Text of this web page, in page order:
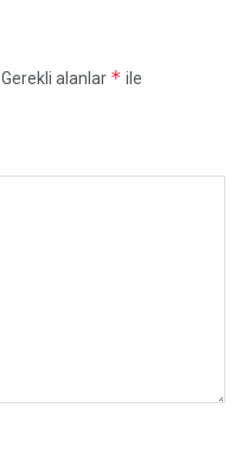
Gerekli alanlar * ile